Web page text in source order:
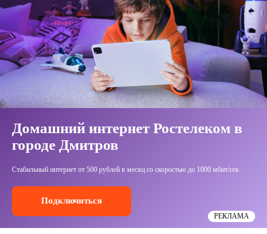
Все тарифы
Бизнесу
Домашний интернет Ростелеком в
городе Дмитров
Стабильный интернет от 500 рублей в месяц со скоростью до 1000 мбит/сек
Подключиться
РЕКЛАМА